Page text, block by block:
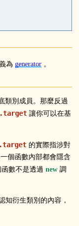
為 generator 。
類別成員。那麼反過
讓你可以在基
的實際指涉對
個函數內部都會隱含
數不是透過 new 調
知衍生類別的內容，